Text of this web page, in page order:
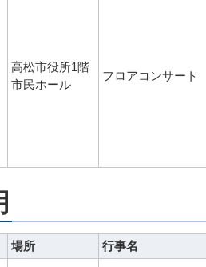
高松市役所1階
市民ホール
フロアコンサート
場所 行事名